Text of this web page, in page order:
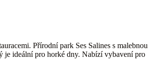
Přírodní park Ses Salines s malebnou
je ideální pro horké dny. Nabízí vybavení pro